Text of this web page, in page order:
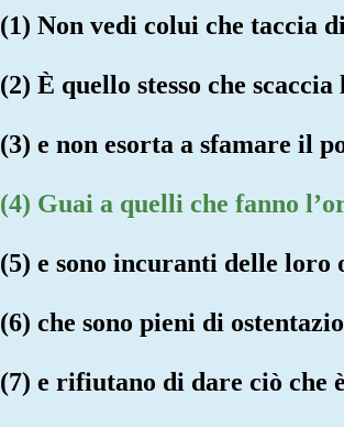
(1) Non vedi colui che taccia
(2) È quello stesso che scaccia
(3) e non esorta a sfamare il
(4) Guai a quelli che fanno
(5) e sono incuranti delle loro
(6) che sono pieni di
(7) e rifiutano di dare ciò che